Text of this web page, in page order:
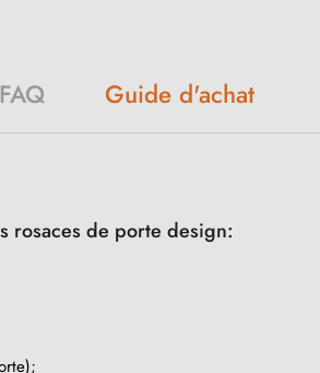
FAQ Guide d'achat
rosaces de porte design: